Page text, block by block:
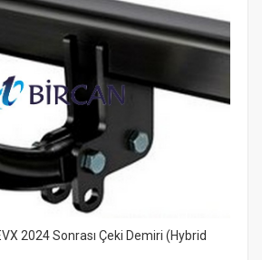
2024 Sonrası Çeki Demiri (Hybrid